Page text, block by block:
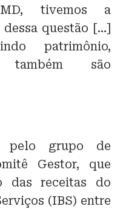
tivemos a
questão […]
patrimônio,
também são
pelo grupo de
Gestor, que
das receitas do
(IBS) entre